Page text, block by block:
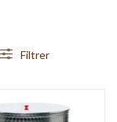
Filtrer